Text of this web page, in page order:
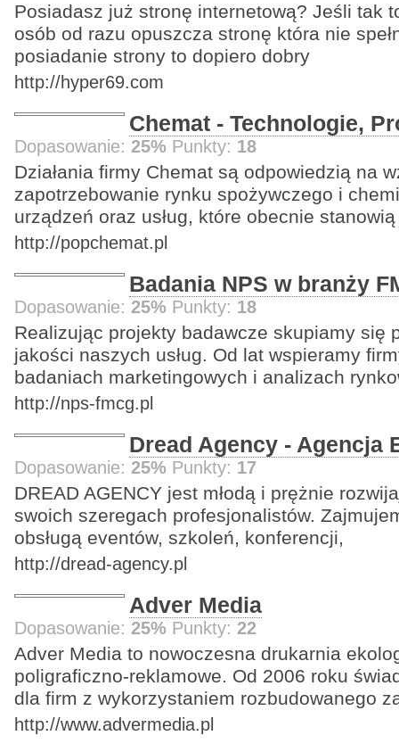
Posiadasz już stronę internetową? Jeśli tak
osób od razu opuszcza stronę która nie
posiadanie strony to dopiero dobry
http://hyper69.com
Chemat - Technologie,
Dopasowanie: 25% Punkty: 18
Działania firmy Chemat są odpowiedzią na
zapotrzebowanie rynku spożywczego i
urządzeń oraz usług, które obecnie
http://popchemat.pl
Badania NPS w branży
Dopasowanie: 25% Punkty: 18
Realizując projekty badawcze skupiamy się
jakości naszych usług. Od lat wspieramy
badaniach marketingowych i analizach
http://nps-fmcg.pl
Dread Agency - Agencja
Dopasowanie: 25% Punkty: 17
DREAD AGENCY jest młodą i prężnie
swoich szeregach profesjonalistów.
obsługą eventów, szkoleń, konferencji,
http://dread-agency.pl
Adver Media
Dopasowanie: 25% Punkty: 22
Adver Media to nowoczesna drukarnia
poligraficzno-reklamowe. Od 2006 roku
dla firm z wykorzystaniem rozbudowanego
http://www.advermedia.pl